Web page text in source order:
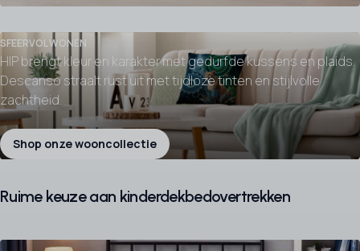
SFEERVOL WONEN
HIP brengt kleur en karakter met gedurfde kussens en plaids.
Descanso straalt rust uit met tijdloze tinten en stijlvolle
zachtheid.
Shop onze wooncollectie
Ruime keuze aan kinderdekbedovertrekken